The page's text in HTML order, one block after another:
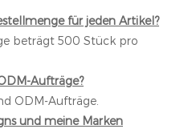
für jeden Artikel?
beträgt 500 Stück pro
Aufträge?
ODM-Aufträge.
und meine Marken